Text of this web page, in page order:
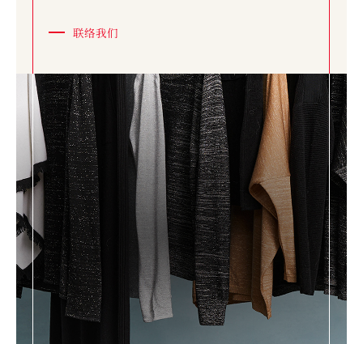
联络我们